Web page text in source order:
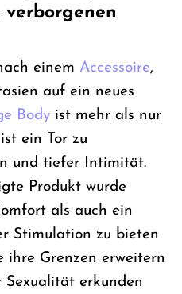
verborgenen
einem Accessoire,
auf ein neues
Body ist mehr als nur
ein Tor zu
und tiefer Intimität.
Produkt wurde
als auch ein
Stimulation zu bieten
Grenzen erweitern
Sexualität erkunden